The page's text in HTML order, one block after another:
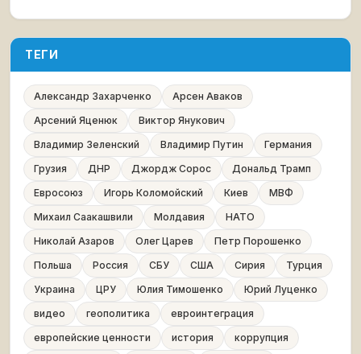
ТЕГИ
Александр Захарченко
Арсен Аваков
Арсений Яценюк
Виктор Янукович
Владимир Зеленский
Владимир Путин
Германия
Грузия
ДНР Джордж Сорос
Дональд Трамп
Евросоюз
Игорь Коломойский Киев
МВФ
Михаил Саакашвили
Молдавия
НАТО
Николай Азаров
Олег Царев
Петр Порошенко
Польша
Россия СБУ США Сирия
Турция
Украина
ЦРУ Юлия Тимошенко
Юрий Луценко
видео
геополитика
евроинтеграция
европейские ценности
история
коррупция